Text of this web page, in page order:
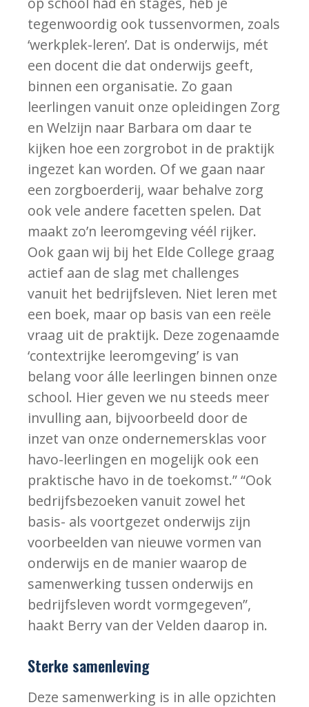
tegenwoordig ook tussenvormen, zoals
‘werkplek-leren’. Dat is onderwijs, mét
een docent die dat onderwijs geeft,
binnen een organisatie. Zo gaan
leerlingen vanuit onze opleidingen Zorg
en Welzijn naar Barbara om daar te
kijken hoe een zorgrobot in de praktijk
ingezet kan worden. Of we gaan naar
een zorgboerderij, waar behalve zorg
ook vele andere facetten spelen. Dat
maakt zo’n leeromgeving véél rijker.
Ook gaan wij bij het Elde College graag
actief aan de slag met challenges
vanuit het bedrijfsleven. Niet leren met
een boek, maar op basis van een reële
vraag uit de praktijk. Deze zogenaamde
‘contextrijke leeromgeving’ is van
belang voor álle leerlingen binnen onze
school. Hier geven we nu steeds meer
invulling aan, bijvoorbeeld door de
inzet van onze ondernemersklas voor
havo-leerlingen en mogelijk ook een
praktische havo in de toekomst.” “Ook
bedrijfsbezoeken vanuit zowel het
basis- als voortgezet onderwijs zijn
voorbeelden van nieuwe vormen van
onderwijs en de manier waarop de
samenwerking tussen onderwijs en
bedrijfsleven wordt vormgegeven”,
haakt Berry van der Velden daarop in.
Sterke samenleving
Deze samenwerking is in alle opzichten